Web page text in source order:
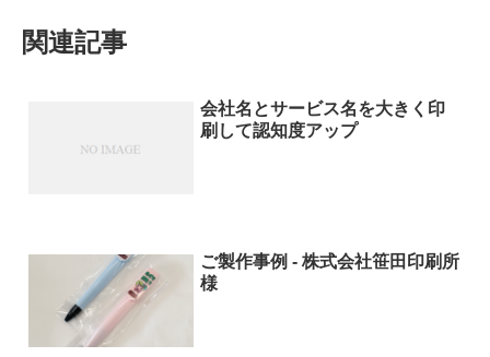
関連記事
会社名とサービス名を大きく印
刷して認知度アップ
ご製作事例 - 株式会社笹田印刷所
様